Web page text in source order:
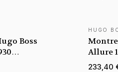
Boss
Maillons
HUGO
Allure
argent/
233,40